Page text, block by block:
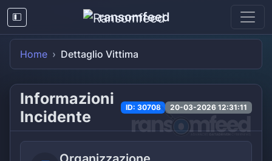
ransomfeed
Home Dettaglio Vittima
Informazioni
Incidente
ID: 30708 20-03-2026 12:31:11